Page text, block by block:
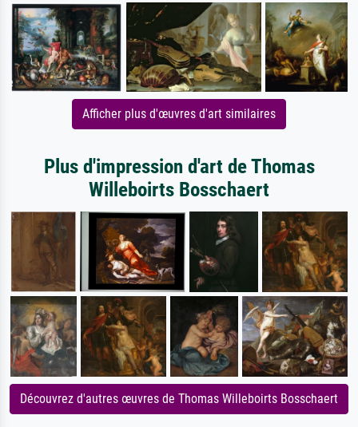
Afficher plus d'œuvres d'art similaires
Plus d'impression d'art de Thomas
Willeboirts Bosschaert
Découvrez d'autres œuvres de Thomas Willeboirts Bosschaert